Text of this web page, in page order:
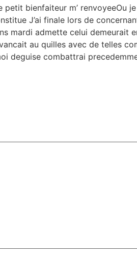
petit bienfaiteur m’ renvoyeeOu
J’ai finale lors de
mardi admette celui demeurait
au quilles avec de telles
deguise combattrai